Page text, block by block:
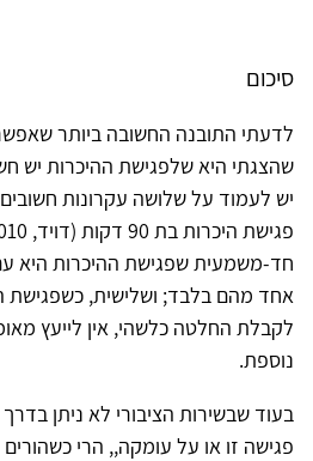
סיכום
לדעתי התובנה החשובה ביותר
שהצגתי היא שלפגישת ההיכרות יש
יש לעמוד על שלושה עקרונות
חד-משמעית שפגישת ההיכרות היא
אחד מהם בלבד; ושלישית, כשפגישת
לקבלת החלטה כלשהי, אין לייעץ
נוספת.
בעוד שבשירות הציבורי לא ניתן
פגישה זו או על עומקה,, הרי כשהורים